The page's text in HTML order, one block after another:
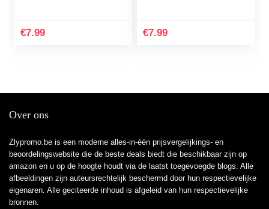
Ultradunne Shock
€7.99
Protector Shock
€7.99
Over ons
Zlypromo.be is een moderne alles-in-één prijsvergelijkings- en
beoordelingswebsite die de beste deals biedt die beschikbaar zijn op
amazon en u op de hoogte houdt via de laatst toegevoegde blogs. Alle
afbeeldingen zijn auteursrechtelijk beschermd door hun respectievelijke
eigenaren. Alle geciteerde inhoud is afgeleid van hun respectievelijke
bronnen.